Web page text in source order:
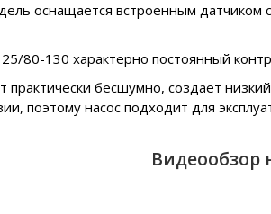
оснащается встроенным датчиком
80-130 характерно постоянный
практически бесшумно, создает
поэтому насос подходит для
Видеообзор